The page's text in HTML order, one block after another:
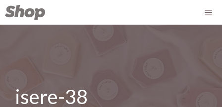
isere-38